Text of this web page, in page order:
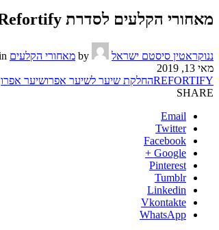
מאחורי הקלעים לסדרת Refortify
ננוקראטין סיסטם ישראל מאחורי הקלעים
מאי 13, 2019
REFORTIFYהחלקת שיער לשיער אפרושיער אפרו
SHARE
Email
Twitter
Facebook
Google +
Pinterest
Tumblr
Linkedin
Vkontakte
WhatsApp